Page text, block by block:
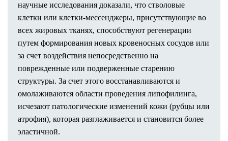
научные исследования доказали, что стволовые
клетки или клетки-мессенджеры, присутствующие во
всех жировых тканях, способствуют регенерации
путем формирования новых кровеносных сосудов или
за счет воздействия непосредственно на
поврежденные или подверженные старению
структуры. За счет этого восстанавливаются и
омолаживаются области проведения липофилинга,
исчезают патологические изменений кожи (рубцы или
атрофия), которая разглаживается и становится более
эластичной.